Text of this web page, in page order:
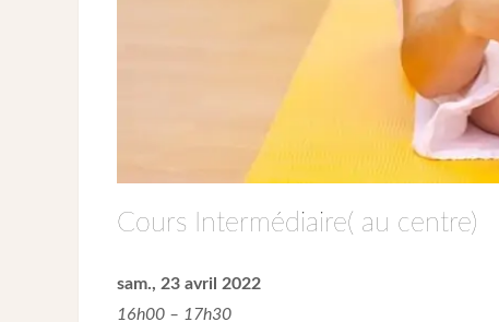
Cours Intermédiaire( au centre)
sam., 23 avril 2022
16h00 – 17h30